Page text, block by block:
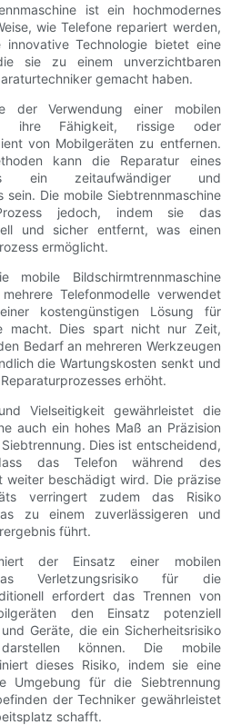
ist ein hochmodernes
wie Telefone repariert werden,
Technologie bietet eine
sie zu einem unverzichtbaren
gemacht haben.
der Verwendung einer mobilen
ihre Fähigkeit, rissige oder
von Mobilgeräten zu entfernen.
kann die Reparatur eines
ein zeitaufwändiger und
sein. Die mobile Siebtrennmaschine
jedoch, indem sie das
und sicher entfernt, was einen
ermöglicht.
Bildschirmtrennmaschine
Telefonmodelle verwendet
kostengünstigen Lösung für
macht. Dies spart nicht nur Zeit,
Bedarf an mehreren Werkzeugen
die Wartungskosten senkt und
erhöht.
Vielseitigkeit gewährleistet die
auch ein hohes Maß an Präzision
Dies ist entscheidend,
das Telefon während des
weiter beschädigt wird. Die präzise
verringert zudem das Risiko
zu einem zuverlässigeren und
führt.
der Einsatz einer mobilen
Verletzungsrisiko für die
erfordert das Trennen von
den Einsatz potenziell
Geräte, die ein Sicherheitsrisiko
können. Die mobile
dieses Risiko, indem sie eine
Umgebung für die Siebtrennung
der Techniker gewährleistet
schafft.